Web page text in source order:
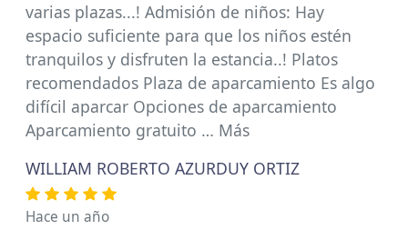
varias plazas...! Admisión de niños: Hay
espacio suficiente para que los niños estén
tranquilos y disfruten la estancia..! Platos
recomendados Plaza de aparcamiento Es algo
difícil aparcar Opciones de aparcamiento
Aparcamiento gratuito … Más
WILLIAM ROBERTO AZURDUY ORTIZ
Hace un año